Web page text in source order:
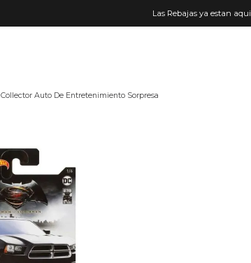
Las Rebajas ya estan aqui
3.
termo
4.
lego
5.
hot wheels
6.
cafetera
7.
organizador
Collector Auto De Entretenimiento Sorpresa